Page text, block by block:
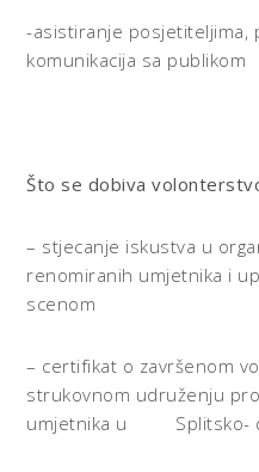
-asistiranje posjetiteljima,
komunikacija sa publikom
Što se dobiva
– stjecanje iskustva u
renomiranih umjetnika i
scenom
– certifikat o završenom
strukovnom udruženju
umjetnika u Splitsko-